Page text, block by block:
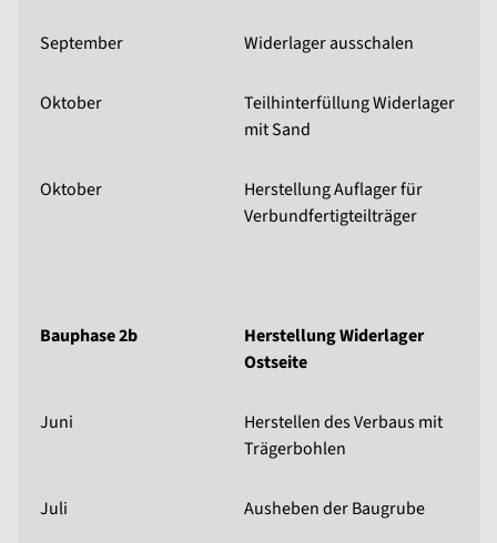
September Widerlager ausschalen
Oktober
Teilhinterfüllung Widerlager
mit Sand
Oktober
Herstellung Auflager für
Verbundfertigteilträger
Bauphase 2b
Herstellung Widerlager
Ostseite
Juni
Herstellen des Verbaus mit
Trägerbohlen
Juli Ausheben der Baugrube